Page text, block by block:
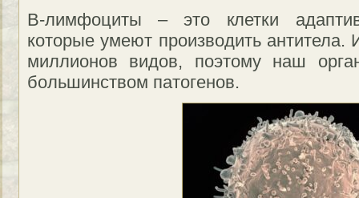
B-лимфоциты – это клетки
которые умеют производить антитела.
миллионов видов, поэтому наш
большинством патогенов.